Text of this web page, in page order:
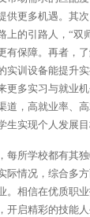
供更多机遇。其
上的引路人，“双
有保障。再者，
实训设备能提升
更多实习与就业
道，高就业率、
实现个人发展目
每所学校都有其
际情况，综合多
。相信在优质职
开启精彩的技能